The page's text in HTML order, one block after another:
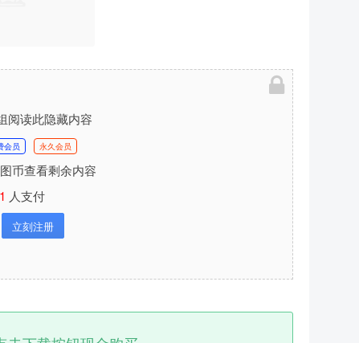
阅读此隐藏内容
会员 永久会员
币查看剩余内容
1 人支付
立刻注册